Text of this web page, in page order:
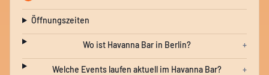
Öffnungszeiten
Wo ist Havanna Bar in Berlin? +
Welche Events laufen aktuell im Havanna Bar? +